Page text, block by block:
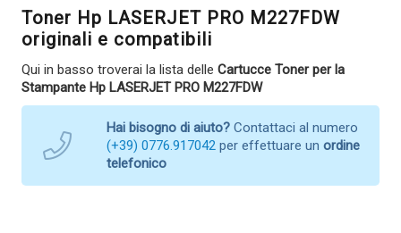
Toner Hp LASERJET PRO M227FDW
originali e compatibili
Qui in basso troverai la lista delle Cartucce Toner per la
Stampante Hp LASERJET PRO M227FDW
Hai bisogno di aiuto? Contattaci al numero
(+39) 0776.917042 per effettuare un ordine
telefonico